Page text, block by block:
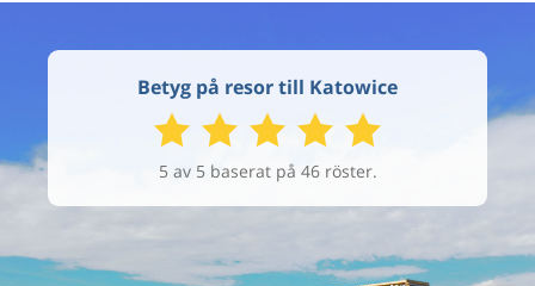
Betyg på resor till Katowice
5 av 5 baserat på 46 röster.